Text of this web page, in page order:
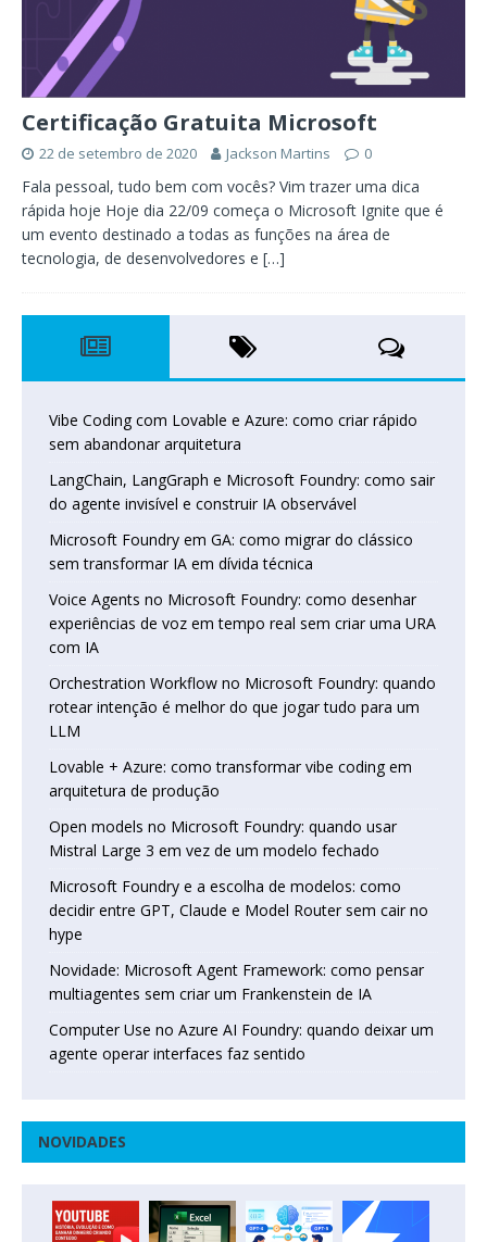
Certificação Gratuita Microsoft
22 de setembro de 2020 Jackson Martins 0
Fala pessoal, tudo bem com vocês? Vim trazer uma dica
rápida hoje Hoje dia 22/09 começa o Microsoft Ignite que é
um evento destinado a todas as funções na área de
tecnologia, de desenvolvedores e […]
Vibe Coding com Lovable e Azure: como criar rápido
sem abandonar arquitetura
LangChain, LangGraph e Microsoft Foundry: como sair
do agente invisível e construir IA observável
Microsoft Foundry em GA: como migrar do clássico
sem transformar IA em dívida técnica
Voice Agents no Microsoft Foundry: como desenhar
experiências de voz em tempo real sem criar uma URA
com IA
Orchestration Workflow no Microsoft Foundry: quando
rotear intenção é melhor do que jogar tudo para um
LLM
Lovable + Azure: como transformar vibe coding em
arquitetura de produção
Open models no Microsoft Foundry: quando usar
Mistral Large 3 em vez de um modelo fechado
Microsoft Foundry e a escolha de modelos: como
decidir entre GPT, Claude e Model Router sem cair no
hype
Novidade: Microsoft Agent Framework: como pensar
multiagentes sem criar um Frankenstein de IA
Computer Use no Azure AI Foundry: quando deixar um
agente operar interfaces faz sentido
NOVIDADES